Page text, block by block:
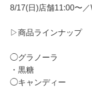
8/17(日)店舗11:00〜
▷商品ラインナップ
◯グラノーラ
・黒糖
◯キャンディー